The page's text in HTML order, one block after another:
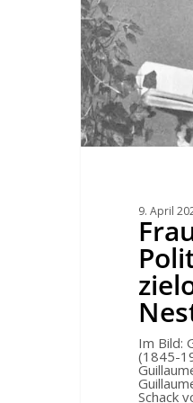
9. April
Im Bild:
(1845-
Schack